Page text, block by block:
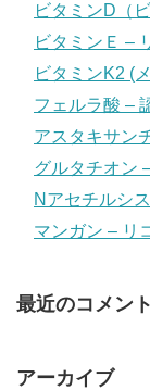
ビタミンD（
ビタミンＥ –
ビタミンK2 (
フェルラ酸 –
アスタキサン
グルタチオン
Nアセチルシ
マンガン – リ
最近のコメント
アーカイブ